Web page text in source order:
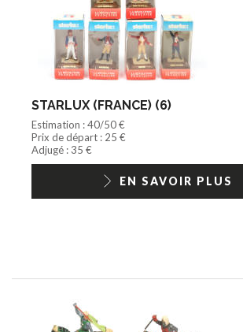
STARLUX (FRANCE) (6)
Estimation : 40/50 €
Prix de départ : 25 €
Adjugé : 35 €
EN SAVOIR PLUS